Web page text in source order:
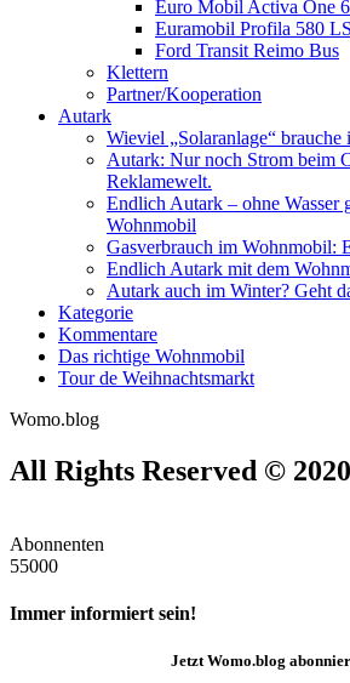
Euro Mobil Activa One
Euramobil Profila 580 LS
Ford Transit Reimo Bus
Klettern
Partner/Kooperation
Autark
Wieviel „Solaranlage“
Autark: Nur noch Strom beim
Reklamewelt.
Endlich Autark – ohne Wasser
Wohnmobil
Gasverbrauch im Wohnmobil:
Endlich Autark mit dem
Autark auch im Winter? Geht
Kategorie
Kommentare
Das richtige Wohnmobil
Tour de Weihnachtsmarkt
Womo.blog
All Rights Reserved © 2020
Abonnenten
55000
Immer informiert sein!
JetztWomo.blog